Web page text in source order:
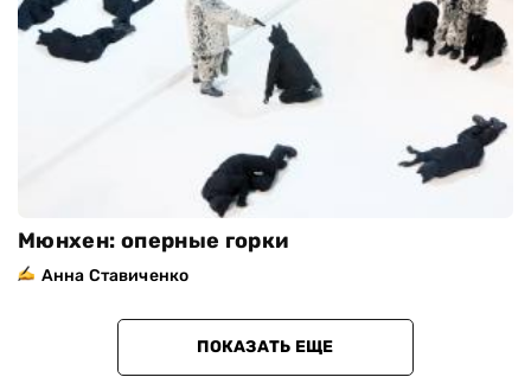
Мюнхен: оперные горки
Анна Ставиченко
ПОКАЗАТЬ ЕЩЕ